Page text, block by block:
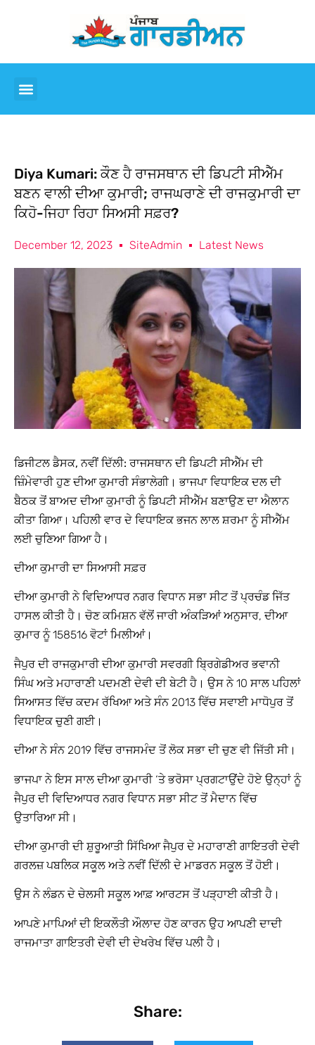
Diya Kumari: ਕੌਣ ਹੈ ਰਾਜਸਥਾਨ ਦੀ ਡਿਪਟੀ ਸੀਐੱਮ
ਬਣਨ ਵਾਲੀ ਦੀਆ ਕੁਮਾਰੀ; ਰਾਜਘਰਾਣੇ ਦੀ ਰਾਜਕੁਮਾਰੀ ਦਾ
ਕਿਹੋ-ਜਿਹਾ ਰਿਹਾ ਸਿਅਸੀ ਸਫ਼ਰ?
December 12, 2023 SiteAdmin Latest News
ਡਿਜੀਟਲ ਡੈਸਕ, ਨਵੀਂ ਦਿੱਲੀ: ਰਾਜਸਥਾਨ ਦੀ ਡਿਪਟੀ ਸੀਐੱਮ ਦੀ
ਜ਼ਿੰਮੇਵਾਰੀ ਹੁਣ ਦੀਆ ਕੁਮਾਰੀ ਸੰਭਾਲੇਗੀ। ਭਾਜਪਾ ਵਿਧਾਇਕ ਦਲ ਦੀ
ਬੈਠਕ ਤੋਂ ਬਾਅਦ ਦੀਆ ਕੁਮਾਰੀ ਨੂੰ ਡਿਪਟੀ ਸੀਐੱਮ ਬਣਾਉਣ ਦਾ ਐਲਾਨ
ਕੀਤਾ ਗਿਆ। ਪਹਿਲੀ ਵਾਰ ਦੇ ਵਿਧਾਇਕ ਭਜਨ ਲਾਲ ਸ਼ਰਮਾ ਨੂੰ ਸੀਐੱਮ
ਲਈ ਚੁਣਿਆ ਗਿਆ ਹੈ।
ਦੀਆ ਕੁਮਾਰੀ ਦਾ ਸਿਆਸੀ ਸਫ਼ਰ
ਦੀਆ ਕੁਮਾਰੀ ਨੇ ਵਿਦਿਆਧਰ ਨਗਰ ਵਿਧਾਨ ਸਭਾ ਸੀਟ ਤੋਂ ਪ੍ਰਚੰਡ ਜਿੱਤ
ਹਾਸਲ ਕੀਤੀ ਹੈ। ਚੋਣ ਕਮਿਸ਼ਨ ਵੱਲੋਂ ਜਾਰੀ ਅੰਕੜਿਆਂ ਅਨੁਸਾਰ, ਦੀਆ
ਕੁਮਾਰ ਨੂੰ 158516 ਵੋਟਾਂ ਮਿਲੀਆਂ।
ਜੈਪੁਰ ਦੀ ਰਾਜਕੁਮਾਰੀ ਦੀਆ ਕੁਮਾਰੀ ਸਵਰਗੀ ਬ੍ਰਿਗੇਡੀਅਰ ਭਵਾਨੀ
ਸਿੰਘ ਅਤੇ ਮਹਾਰਾਣੀ ਪਦਮਣੀ ਦੇਵੀ ਦੀ ਬੇਟੀ ਹੈ। ਉਸ ਨੇ 10 ਸਾਲ ਪਹਿਲਾਂ
ਸਿਆਸਤ ਵਿੱਚ ਕਦਮ ਰੱਖਿਆ ਅਤੇ ਸੰਨ 2013 ਵਿੱਚ ਸਵਾਈ ਮਾਧੋਪੁਰ ਤੋਂ
ਵਿਧਾਇਕ ਚੁਣੀ ਗਈ।
ਦੀਆ ਨੇ ਸੰਨ 2019 ਵਿੱਚ ਰਾਜਸਮੰਦ ਤੋਂ ਲੋਕ ਸਭਾ ਦੀ ਚੁਣ ਵੀ ਜਿੱਤੀ ਸੀ।
ਭਾਜਪਾ ਨੇ ਇਸ ਸਾਲ ਦੀਆ ਕੁਮਾਰੀ ‘ਤੇ ਭਰੋਸਾ ਪ੍ਰਗਟਾਉਂਦੇ ਹੋਏ ਉਨ੍ਹਾਂ ਨੂੰ
ਜੈਪੁਰ ਦੀ ਵਿਦਿਆਧਰ ਨਗਰ ਵਿਧਾਨ ਸਭਾ ਸੀਟ ਤੋਂ ਮੈਦਾਨ ਵਿੱਚ
ਉਤਾਰਿਆ ਸੀ।
ਦੀਆ ਕੁਮਾਰੀ ਦੀ ਸ਼ੁਰੂਆਤੀ ਸਿੱਖਿਆ ਜੈਪੁਰ ਦੇ ਮਹਾਰਾਣੀ ਗਾਇਤਰੀ ਦੇਵੀ
ਗਰਲਜ਼ ਪਬਲਿਕ ਸਕੂਲ ਅਤੇ ਨਵੀਂ ਦਿੱਲੀ ਦੇ ਮਾਡਰਨ ਸਕੂਲ ਤੋਂ ਹੋਈ।
ਉਸ ਨੇ ਲੰਡਨ ਦੇ ਚੇਲਸੀ ਸਕੂਲ ਆਫ਼ ਆਰਟਸ ਤੋਂ ਪੜ੍ਹਾਈ ਕੀਤੀ ਹੈ।
ਆਪਣੇ ਮਾਪਿਆਂ ਦੀ ਇਕਲੌਤੀ ਔਲਾਦ ਹੋਣ ਕਾਰਨ ਉਹ ਆਪਣੀ ਦਾਦੀ
ਰਾਜਮਾਤਾ ਗਾਇਤਰੀ ਦੇਵੀ ਦੀ ਦੇਖਰੇਖ ਵਿੱਚ ਪਲੀ ਹੈ।
Share: